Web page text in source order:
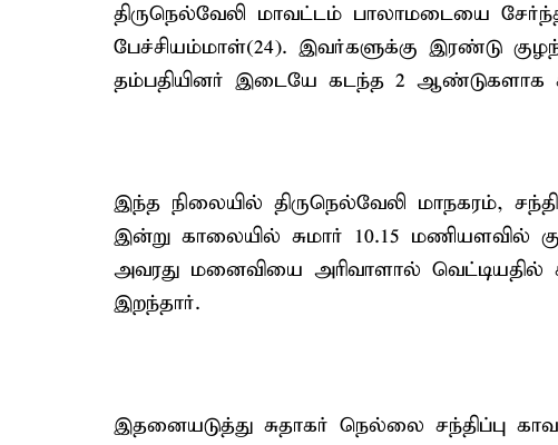
திருநெல்வேலி மாவட்டம் பாலாமடையை
பேச்சியம்மாள்(24). இவர்களுக்கு இரண்டு
தம்பதியினர் இடையே கடந்த 2 ஆண்டுகளாக
இந்த நிலையில் திருநெல்வேலி மாநகரம்,
இன்று காலையில் சுமார் 10.15 மணியளவில்
அவரது மனைவியை அரிவாளால்
இறந்தார்.
இதனையடுத்து சுதாகர் நெல்லை சந்திப்பு